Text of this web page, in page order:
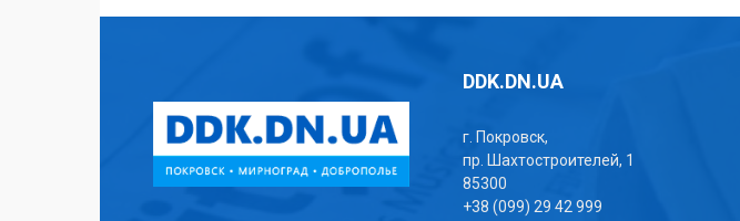
DDK.DN.UA
г. Покровск,
пр. Шахтостроителей, 1
85300
+38 (099) 29 42 999